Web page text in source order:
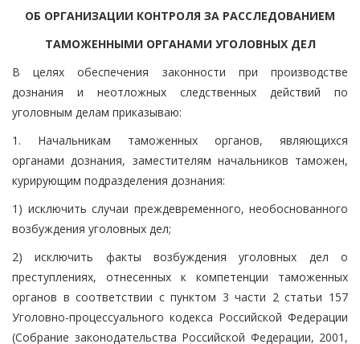
ОБ ОРГАНИЗАЦИИ КОНТРОЛЯ ЗА РАССЛЕДОВАНИЕМ
ТАМОЖЕННЫМИ ОРГАНАМИ УГОЛОВНЫХ ДЕЛ
В целях обеспечения законности при производстве
дознания и неотложных следственных действий по
уголовным делам приказываю:
1. Начальникам таможенных органов, являющихся
органами дознания, заместителям начальников таможен,
курирующим подразделения дознания:
1) исключить случаи преждевременного, необоснованного
возбуждения уголовных дел;
2) исключить факты возбуждения уголовных дел о
преступлениях, отнесенных к компетенции таможенных
органов в соответствии с пунктом 3 части 2 статьи 157
Уголовно-процессуального кодекса Российской Федерации
(Собрание законодательства Российской Федерации, 2001,